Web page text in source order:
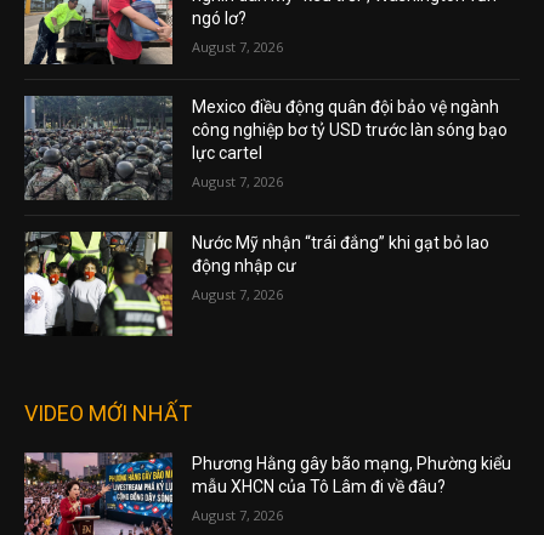
ngó lơ?
August 7, 2026
Mexico điều động quân đội bảo vệ ngành
công nghiệp bơ tỷ USD trước làn sóng bạo
lực cartel
August 7, 2026
Nước Mỹ nhận “trái đắng” khi gạt bỏ lao
động nhập cư
August 7, 2026
VIDEO MỚI NHẤT
Phương Hằng gây bão mạng, Phường kiểu
mẫu XHCN của Tô Lâm đi về đâu?
August 7, 2026